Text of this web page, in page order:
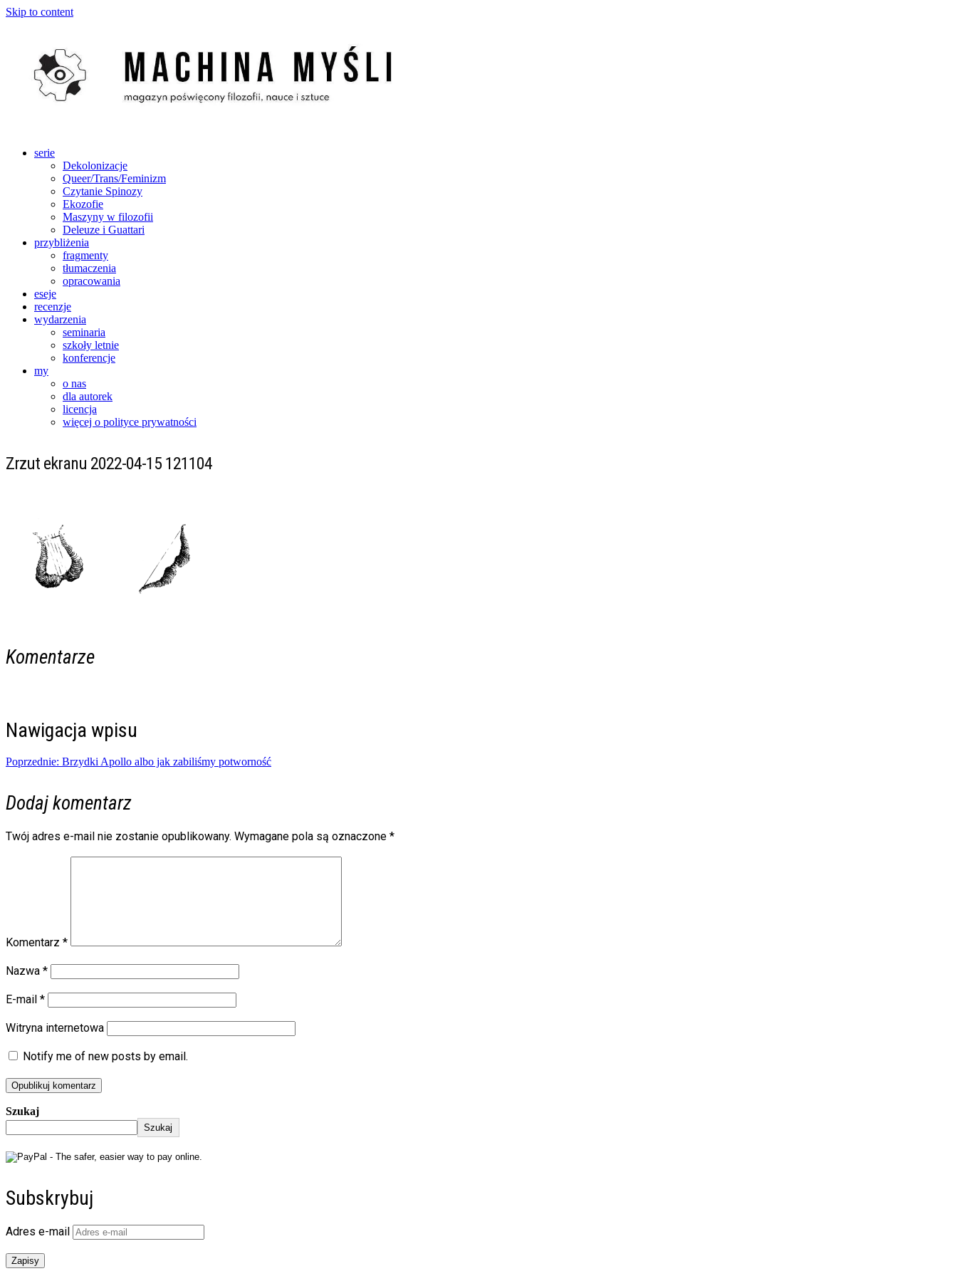
Skip to content
serie
Dekolonizacje
Queer/Trans/Feminizm
Czytanie Spinozy
Ekozofie
Maszyny w filozofii
Deleuze i Guattari
przybliżenia
fragmenty
tłumaczenia
opracowania
eseje
recenzje
wydarzenia
seminaria
szkoły letnie
konferencje
my
o nas
dla autorek
licencja
więcej o polityce prywatności
Zrzut ekranu 2022-04-15 121104
Komentarze
Nawigacja wpisu
Poprzednie: Brzydki Apollo albo jak zabiliśmy potworność
Dodaj komentarz
Twój adres e-mail nie zostanie opublikowany. Wymagane pola są oznaczone *
Komentarz *
Nazwa *
E-mail *
Witryna internetowa
Notify me of new posts by email.
Szukaj
Szukaj
Subskrybuj
Adres e-mail
Zapisy